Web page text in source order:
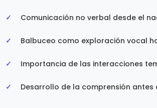
Comunicación no verbal desde el
Balbuceo como exploración vocal
Importancia de las interacciones
Desarrollo de la comprensión antes